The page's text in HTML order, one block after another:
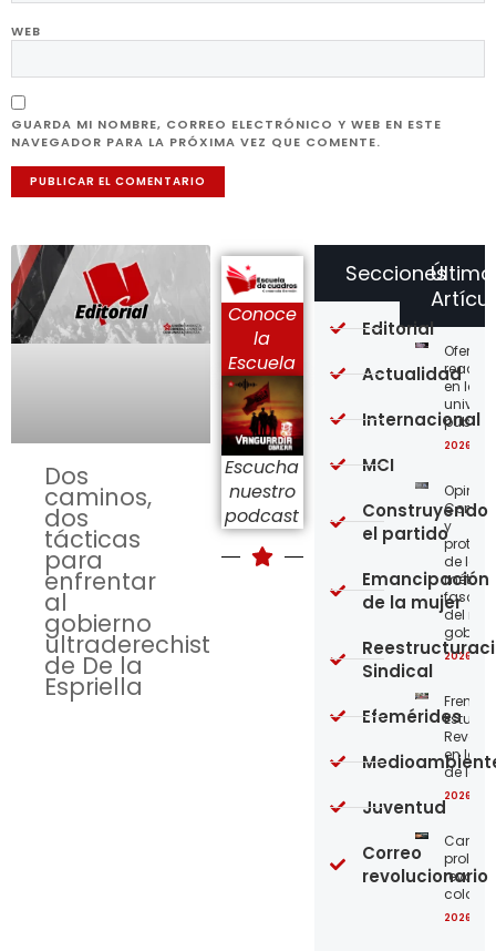
WEB
GUARDA MI NOMBRE, CORREO ELECTRÓNICO Y WEB EN ESTE
NAVEGADOR PARA LA PRÓXIMA VEZ QUE COMENTE.
Dos
caminos,
dos
tácticas
para
enfrentar
al
gobierno
ultraderechista
de De la
Espriella
Conoce
la
Escuela
Escucha
nuestro
podcast
en las
2026-
y
de los
del
2026-
Frente
en la
de los
2026-
Carta
2026-
Secciones
Editorial
Actualidad
Internacional
MCI
Construyendo
el partido
Emancipación
de la mujer
Sindical
Efemérides
Juventud
Correo
revolucionario